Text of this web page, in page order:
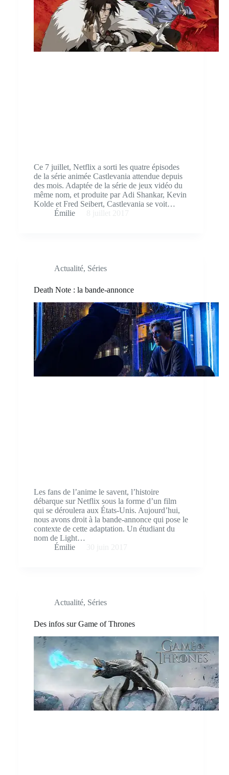
Ce 7 juillet, Netflix a sorti les quatre épisodes
de la série animée Castlevania attendue depuis
des mois. Adaptée de la série de jeux vidéo du
même nom, et produite par Adi Shankar, Kevin
Kolde et Fred Seibert, Castlevania se voit…
Émilie
Actualité, Séries
Death Note : la bande-annonce
Les fans de l’anime le savent, l’histoire
débarque sur Netflix sous la forme d’un film
qui se déroulera aux États-Unis. Aujourd’hui,
nous avons droit à la bande-annonce qui pose le
contexte de cette adaptation. Un étudiant du
nom de Light…
Émilie
Actualité, Séries
Des infos sur Game of Thrones